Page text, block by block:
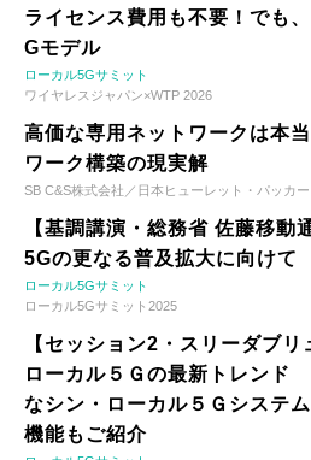
ライセンス費用も不要！でも
Gモデル
ローカル5Gサミット
ワイヤレスジャパン×WTP 2026
高価な専用ネットワークは本
ワーク構築の現実解
SB C&S株式会社／日本ヒューレット・パッカ
【基調講演・総務省 佐藤移動
5Gの更なる普及拡大に向けて
ローカル5Gサミット
ローカル5Gサミット2025
【セッション2・スリーダブリ
ローカル５Ｇの最新トレンド
なシン・ローカル５Ｇシステ
機能もご紹介